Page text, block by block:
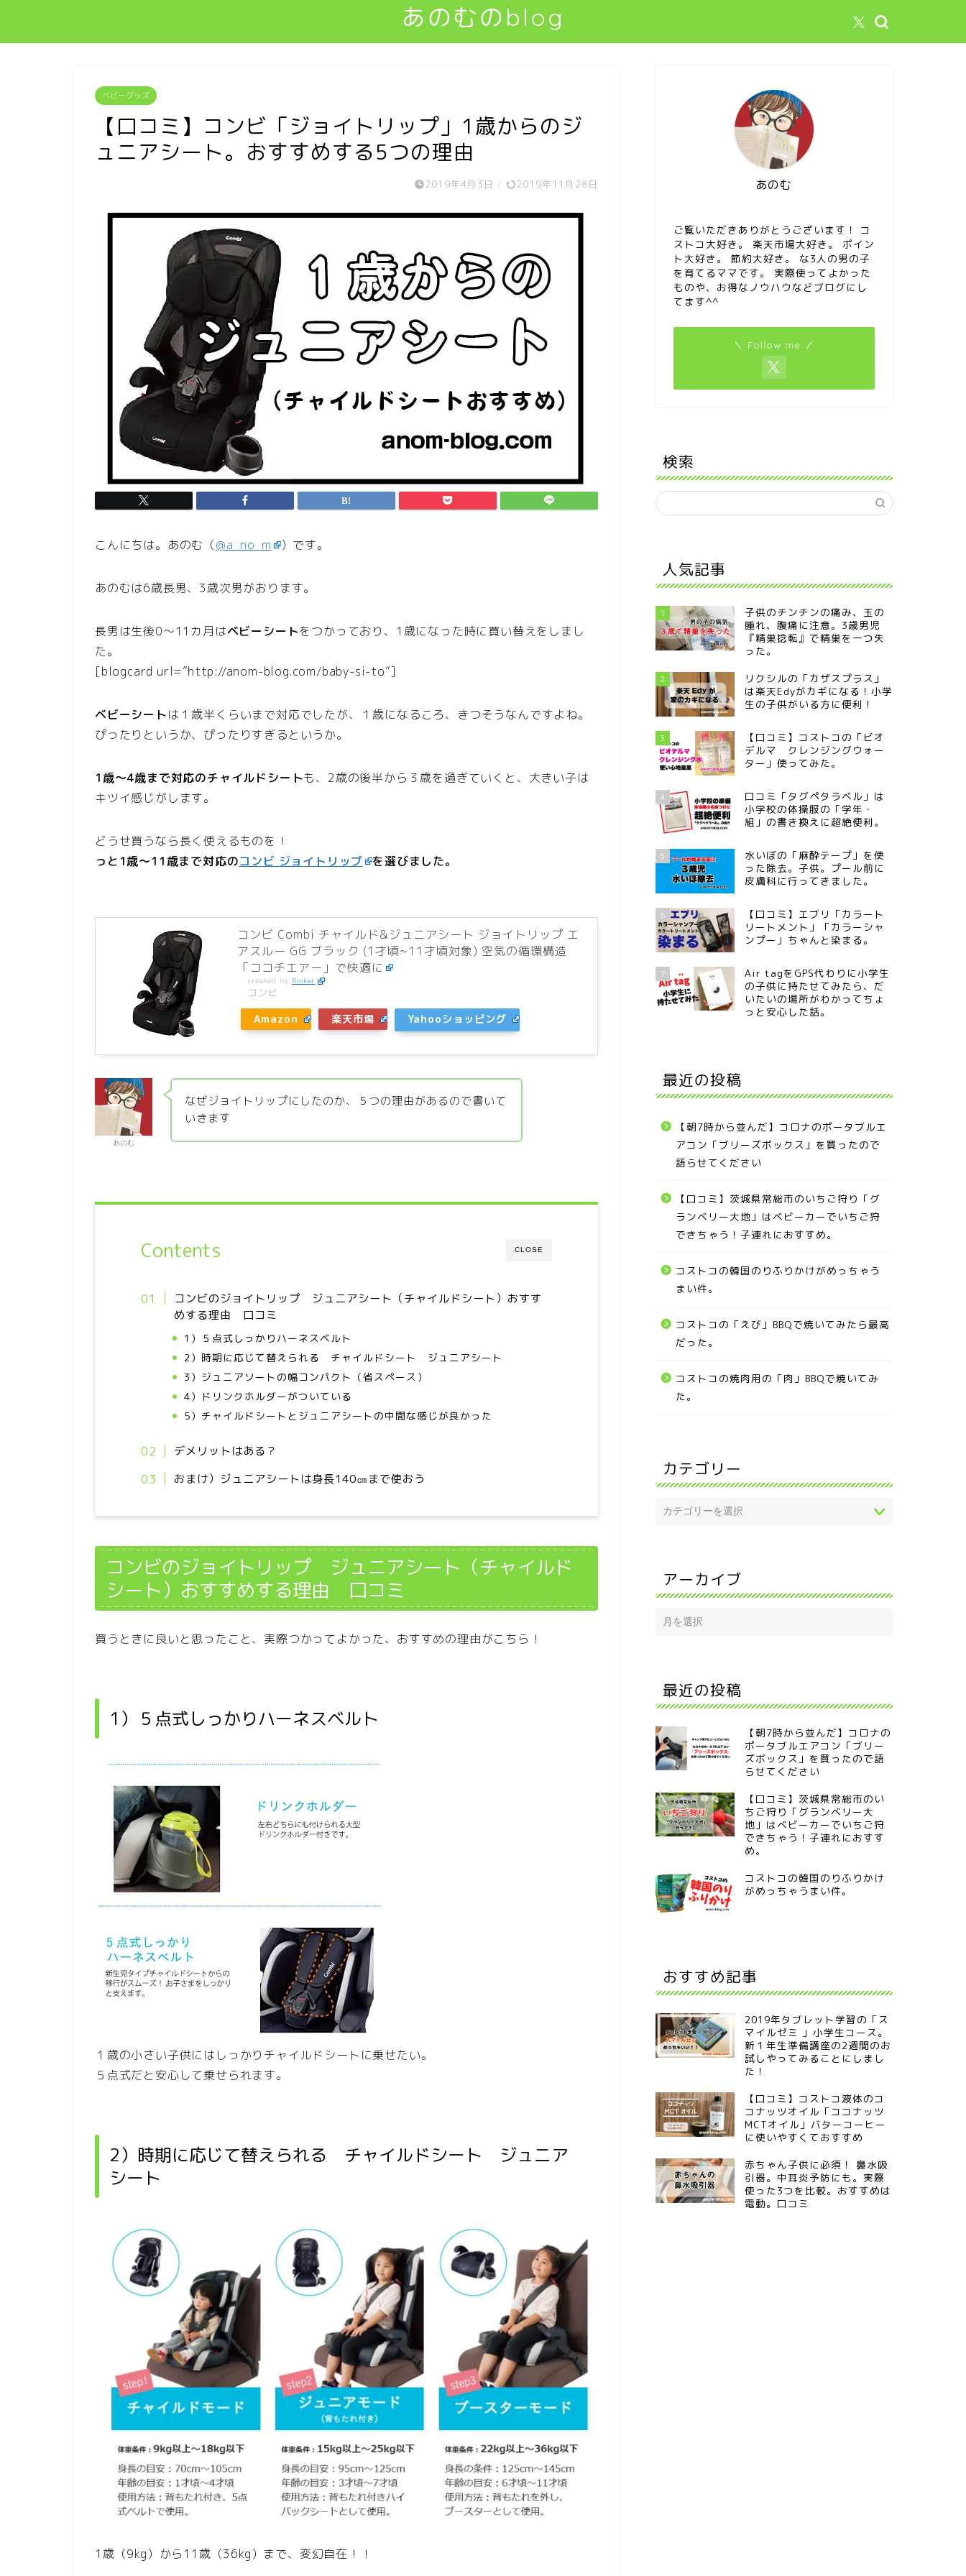
あのむのblog
ベビーグッズ
【口コミ】コンビ「ジョイトリップ」1歳からのジ
ュニアシート。おすすめする5つの理由
2019年4月3日 / 2019年11月28日
こんにちは。あのむ（@a_no_m ）です。
あのむは6歳長男、3歳次男がおります。
長男は生後0〜11カ月はベビーシートをつかっており、1歳になった時に買い替えをしまし
た。
[blogcard url=”http://anom-blog.com/baby-si-to”]
ベビーシートは１歳半くらいまで対応でしたが、１歳になるころ、きつそうなんですよね。
ぴったりというか、ぴったりすぎるというか。
1歳～4歳まで対応のチャイルドシートも、2歳の後半から３歳を過ぎていくと、大きい子は
キツイ感じがします。
どうせ買うなら長く使えるものを！
っと1歳～11歳まで対応のコンビ ジョイトリップ を選びました。
コンビ Combi チャイルド&ジュニアシート ジョイトリップ エ
アスルー GG ブラック (1才頃~11才頃対象) 空気の循環構造
「ココチエアー」で快適に
created by Rinker
コンビ
Amazon 楽天市場 Yahooショッピング
あのむ
なぜジョイトリップにしたのか、５つの理由があるので書いて
いきます
CLOSE
Contents
コンビのジョイトリップ ジュニアシート（チャイルドシート）おすす
めする理由 口コミ
1）５点式しっかりハーネスベルト
2）時期に応じて替えられる チャイルドシート ジュニアシート
3）ジュニアソートの幅コンパクト（省スペース）
4）ドリンクホルダーがついている
5）チャイルドシートとジュニアシートの中間な感じが良かった
デメリットはある？
おまけ）ジュニアシートは身長140㎝まで使おう
コンビのジョイトリップ ジュニアシート（チャイルド
シート）おすすめする理由 口コミ
買うときに良いと思ったこと、実際つかってよかった、おすすめの理由がこちら！
1）５点式しっかりハーネスベルト
１歳の小さい子供にはしっかりチャイルドシートに乗せたい。
５点式だと安心して乗せられます。
2）時期に応じて替えられる チャイルドシート ジュニア
シート
1歳（9kg）から11歳（36kg）まで、変幻自在！！
あのむ
ご覧いただきありがとうございます！ コ
ストコ大好き。 楽天市場大好き。 ポイン
ト大好き。 節約大好き。 な3人の男の子
を育てるママです。 実際使ってよかった
ものや、お得なノウハウなどブログにし
てます^^
＼ Follow me ／
検索
人気記事
1
子供のチンチンの痛み、玉の
腫れ、腹痛に注意。3歳男児
『精巣捻転』で精巣を一つ失
った。
2
リクシルの「カザスプラス」
は楽天Edyがカギになる！小学
生の子供がいる方に便利！
3
【口コミ】コストコの「ビオ
デルマ クレンジングウォー
ター」使ってみた。
4
口コミ「タグペタラベル」は
小学校の体操服の「学年・
組」の書き換えに超絶便利。
5
水いぼの「麻酔テープ」を使
った除去。子供。プール前に
皮膚科に行ってきました。
6
【口コミ】エブリ「カラート
リートメント」「カラーシャ
ンプー」ちゃんと染まる。
7
Air tagをGPS代わりに小学生
の子供に持たせてみたら、だ
いたいの場所がわかってちょ
っと安心した話。
最近の投稿
【朝7時から並んだ】コロナのポータブルエ
アコン「ブリーズボックス」を買ったので
語らせてください
【口コミ】茨城県常総市のいちご狩り「グ
ランベリー大地」はベビーカーでいちご狩
できちゃう！子連れにおすすめ。
コストコの韓国のりふりかけがめっちゃう
まい件。
コストコの「えび」BBQで焼いてみたら最高
だった。
コストコの焼肉用の「肉」BBQで焼いてみ
た。
カテゴリー
アーカイブ
最近の投稿
【朝7時から並んだ】コロナの
ポータブルエアコン「ブリー
ズボックス」を買ったので語
らせてください
【口コミ】茨城県常総市のい
ちご狩り「グランベリー大
地」はベビーカーでいちご狩
できちゃう！子連れにおすす
め。
コストコの韓国のりふりかけ
がめっちゃうまい件。
おすすめ記事
2019年タブレット学習の「ス
マイルゼミ 」小学生コース。
新１年生準備講座の2週間のお
試しやってみることにしまし
た！
【口コミ】コストコ液体のコ
コナッツオイル「ココナッツ
MCTオイル」バターコーヒー
に使いやすくておすすめ
赤ちゃん子供に必須！ 鼻水吸
引器。中耳炎予防にも。実際
使った3つを比較。おすすめは
電動。口コミ